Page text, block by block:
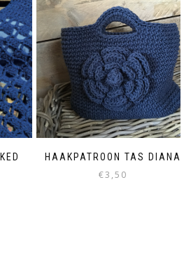
HAAKPATROON TAS DIANA
€3,50